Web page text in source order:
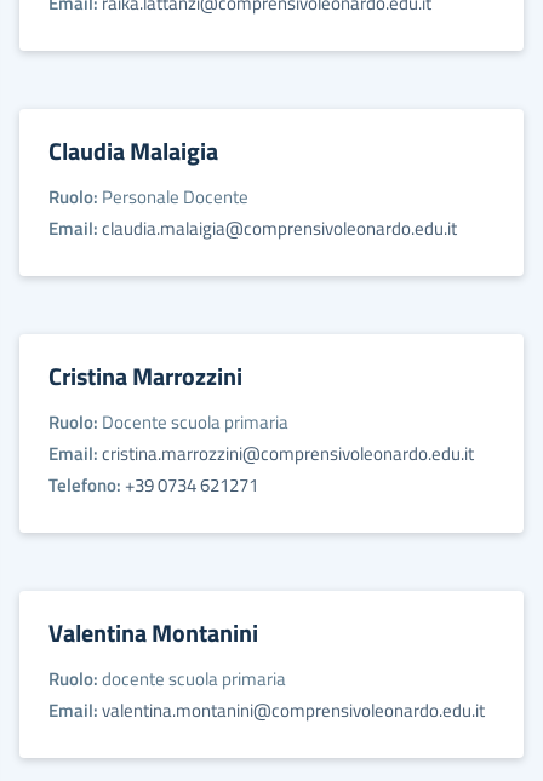
Claudia Malaigia
Ruolo: Personale Docente
Email:claudia.malaigia@comprensivoleonardo.edu.it
Cristina Marrozzini
Ruolo: Docente scuola primaria
Email:cristina.marrozzini@comprensivoleonardo.edu.it
Telefono:+39 0734 621271
Valentina Montanini
Ruolo:docente scuola primaria
Email:valentina.montanini@comprensivoleonardo.edu.it